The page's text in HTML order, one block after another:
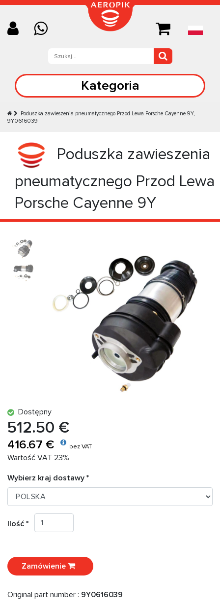
Kategoria
Poduszka zawieszenia pneumatycznego Przod Lewa Porsche Cayenne 9Y,
9Y0616039
Poduszka zawieszenia
pneumatycznego Przod Lewa
Porsche Cayenne 9Y
Dostępny
512.50 €
416.67 € bez VAT
Wartość VAT 23%
Wybierz kraj dostawy *
Ilość *
Zamówienie
Original part number : 9Y0616039